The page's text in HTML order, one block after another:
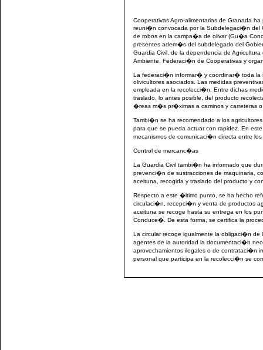
Cooperativas Agro-alimentarias de Granada
reuni�n convocada por la Subdelegaci�n del
de robos en la campa�a de olivar (Gu�a
presentes adem�s del subdelegado del
Guardia Civil, de la dependencia de
Ambiente, Federaci�n de Cooperativas y
La federaci�n informar� y coordinar� toda la
olivicultores asociados. Las medidas
empleada en la recolecci�n. Entre dichas
traslado, lo antes posible, del producto
�reas m�s pr�ximas a caminos y carreteras
Tambi�n se ha recomendado a los
para que se pueda actuar con rapidez. En
mecanismos de comunicaci�n directa entre
Control de mercanc�as
La Guardia Civil tambi�n ha informado que
prevenci�n de sustracciones de maquinaria,
aceituna, recogida y traslado del producto y
Respecto a este �ltimo punto, se ha hecho
circulaci�n, recepci�n y venta de productos
aceituna se recoge hasta su entrega en los
Conduce�. De esta forma, se certifica la
La circular recoge igualmente la obligaci�n
agentes de la autoridad la documentaci�n
aprovechamientos ilegales o de contrataci�n
personal que participa en la recolecci�n se